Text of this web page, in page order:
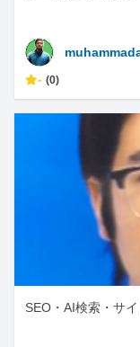
- (0)
SEO・AI検索・サ